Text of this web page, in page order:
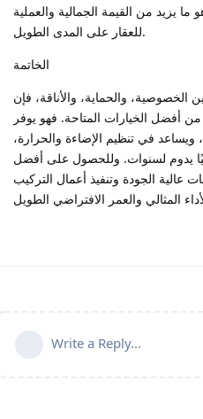
ما يزيد من القيمة الجمالية والعملية
للعقار على المدى الطويل.
الخاتمة
والحماية، والأناقة، فإن
أفضل الخيارات المتاحة. فهو يوفر
ويساعد في تنظيم الإضاءة والحرارة،
يدوم لسنوات. وللحصول على أفضل
عالية الجودة وتنفيذ أعمال التركيب
Write a Reply...